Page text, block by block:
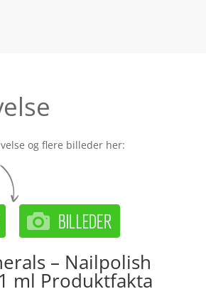
og flere billeder her:
– Nailpolish
ml Produktfakta